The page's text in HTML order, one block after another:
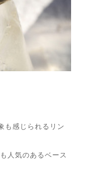
も感じられるリン
人気のあるベース